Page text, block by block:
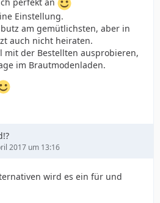
Einstellung.
am gemütlichsten, aber in
auch nicht heiraten.
mit der Bestellten ausprobieren,
im Brautmodenladen.
2017 um 13:16
wird es ein für und